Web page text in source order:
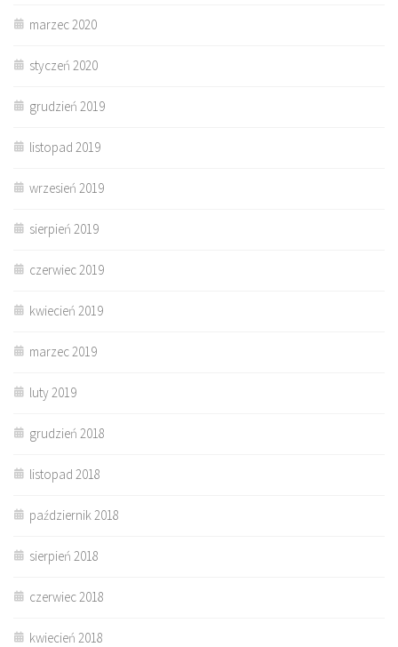
marzec 2020
styczeń 2020
grudzień 2019
listopad 2019
wrzesień 2019
sierpień 2019
czerwiec 2019
kwiecień 2019
marzec 2019
luty 2019
grudzień 2018
listopad 2018
październik 2018
sierpień 2018
czerwiec 2018
kwiecień 2018